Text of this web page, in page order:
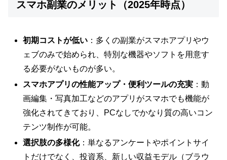
スマホ副業のメリット（2025年時点）
初期コストが低い ：多くの副業がスマホアプリやウ
ェブのみで始められ、特別な機器やソフトを用意す
る必要がないものが多い。
スマホアプリの性能アップ・便利ツールの充実 ：動
画編集・写真加工などのアプリがスマホでも機能が
強化されてきており、PCなしでかなり質の高いコン
テンツ制作が可能。
選択肢の多様化：単なるアンケートやポイントサイ
トだけでなく、投資系、新しい収益モデル（ブラウ